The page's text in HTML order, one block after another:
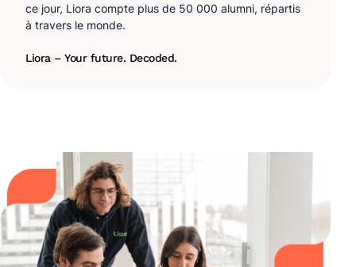
ce jour, Liora compte plus de 50 000 alumni, répartis
à travers le monde.
Liora – Your future. Decoded.